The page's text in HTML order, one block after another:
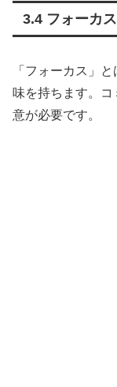
3.4 フォーカ
「フォーカス」
味を持ちます。
意が必要です。